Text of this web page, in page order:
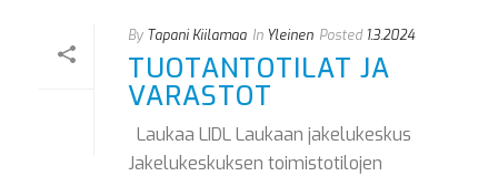
By Tapani Kiilamaa In Yleinen Posted 1.3.2024
TUOTANTOTILAT JA
VARASTOT
Laukaa LIDL Laukaan jakelukeskus
Jakelukeskuksen toimistotilojen